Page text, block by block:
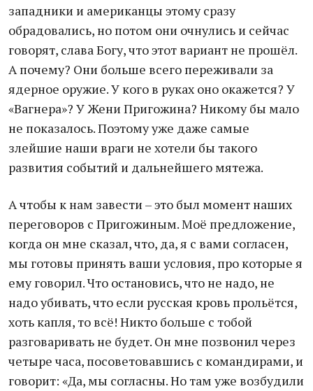
западники и американцы этому сразу
обрадовались, но потом они очнулись и сейчас
говорят, слава Богу, что этот вариант не прошёл.
А почему? Они больше всего переживали за
ядерное оружие. У кого в руках оно окажется? У
«Вагнера»? У Жени Пригожина? Никому бы мало
не показалось. Поэтому уже даже самые
злейшие наши враги не хотели бы такого
развития событий и дальнейшего мятежа.
А чтобы к нам завести – это был момент наших
переговоров с Пригожиным. Моё предложение,
когда он мне сказал, что, да, я с вами согласен,
мы готовы принять ваши условия, про которые я
ему говорил. Что остановись, что не надо, не
надо убивать, что если русская кровь прольётся,
хоть капля, то всё! Никто больше с тобой
разговаривать не будет. Он мне позвонил через
четыре часа, посоветовавшись с командирами, и
говорит: «Да, мы согласны. Но там уже возбудили